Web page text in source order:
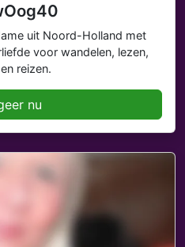
uit Noord-Holland met
voor wandelen, lezen,
reizen.
nu